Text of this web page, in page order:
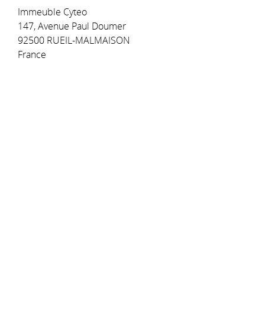
Immeuble Cyteo
147, Avenue Paul Doumer
92500 RUEIL-MALMAISON
France